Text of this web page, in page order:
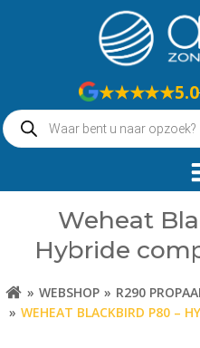
★★★★★5.0
Producten
zoeken
Weheat
Hybride
WEBSHOP
R290
WEHEAT BLACKBIRD P80 –